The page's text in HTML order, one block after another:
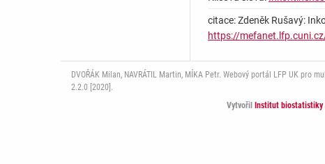
citace: Zdeněk Rušavý:
https://
DVOŘÁK Milan, NAVRÁTIL Martin, MÍKA Petr. Webový portál LFP UK
2.2.0 [2020].
Vytvořil
Institut biostatistiky